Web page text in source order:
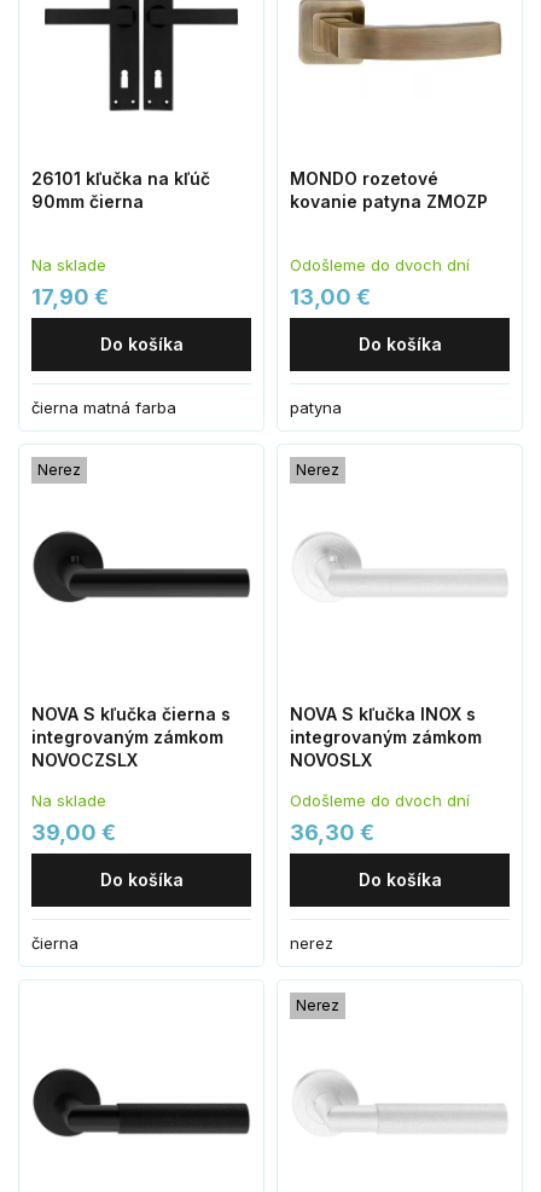
26101 kľučka na kľúč
90mm čierna
Na sklade
17,90 €
Do košíka
čierna matná farba
MONDO rozetové
kovanie patyna ZMOZP
Odošleme do dvoch dní
13,00 €
Do košíka
patyna
Nerez
NOVA S kľučka čierna s
integrovaným zámkom
NOVOCZSLX
Na sklade
39,00 €
Do košíka
čierna
Nerez
NOVA S kľučka INOX s
integrovaným zámkom
NOVOSLX
Odošleme do dvoch dní
36,30 €
Do košíka
nerez
Nerez